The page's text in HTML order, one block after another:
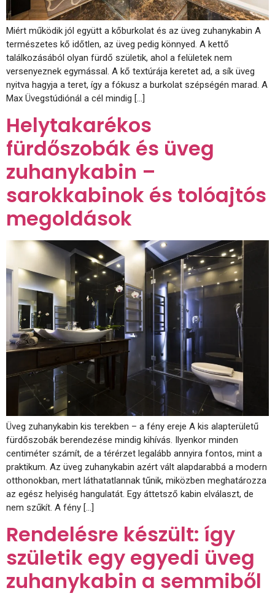
Miért működik jól együtt a kőburkolat és az üveg zuhanykabin A
természetes kő időtlen, az üveg pedig könnyed. A kettő
találkozásából olyan fürdő születik, ahol a felületek nem
versenyeznek egymással. A kő textúrája keretet ad, a sík üveg
nyitva hagyja a teret, így a fókusz a burkolat szépségén marad. A
Max Üvegstúdiónál a cél mindig […]
Helytakarékos
fürdőszobák és üveg
zuhanykabin –
sarokkabinok és tolóajtós
megoldások
Üveg zuhanykabin kis terekben – a fény ereje A kis alapterületű
fürdőszobák berendezése mindig kihívás. Ilyenkor minden
centiméter számít, de a térérzet legalább annyira fontos, mint a
praktikum. Az üveg zuhanykabin azért vált alapdarabbá a modern
otthonokban, mert láthatatlannak tűnik, miközben meghatározza
az egész helyiség hangulatát. Egy áttetsző kabin elválaszt, de
nem szűkít. A fény […]
Rendelésre készült: így
születik egy egyedi üveg
zuhanykabin a semmiből